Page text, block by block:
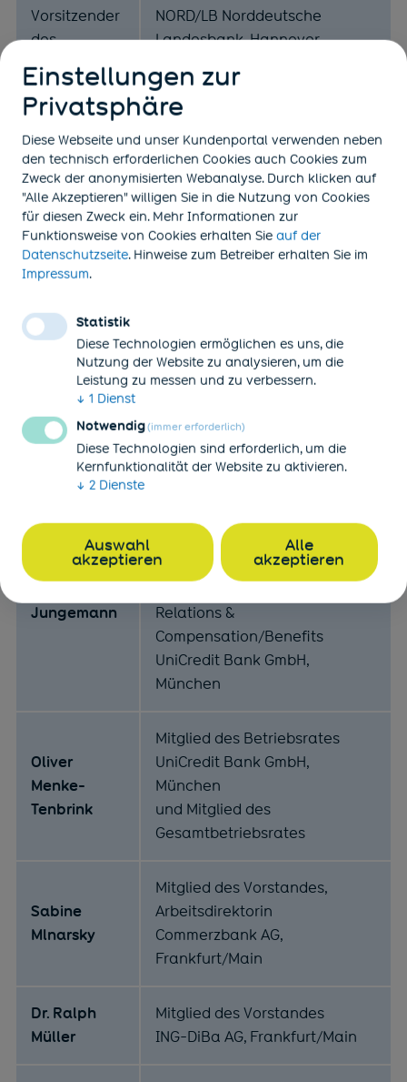
Vorsitzender
des
Aufsichtsrat
es
NORD/LB Norddeutsche
Landesbank, Hannover
Gunnar de
Buhr
Stellv.
Vorsitzender
des
Aufsichtsrat
es
Vorsitzender des Betriebsrates
Commerzbank AG, Hamburg
Marcus
Bourauel
Mitglied des Betriebsrates
Commerzbank AG,
Frankfurt/Main
Carola
Günther
Mitglied des Betriebsrates
Deutsche Bank AG, Berlin
Jungemann
Mitglied des Aufsichtsrates
UniCredit Direct Services
GmbH, München
Relations &
Compensation/Benefits
UniCredit Bank GmbH,
München
Oliver
Menke-
Tenbrink
Mitglied des Betriebsrates
UniCredit Bank GmbH,
München
und Mitglied des
Gesamtbetriebsrates
Sabine
Mlnarsky
Mitglied des Vorstandes,
Arbeitsdirektorin
Commerzbank AG,
Frankfurt/Main
Dr. Ralph
Müller
Mitglied des Vorstandes
ING-DiBa AG, Frankfurt/Main
Einstellungen zur
Privatsphäre
Diese Webseite und unser Kundenportal verwenden neben
den technisch erforderlichen Cookies auch Cookies zum
Zweck der anonymisierten Webanalyse. Durch klicken auf
"Alle Akzeptieren" willigen Sie in die Nutzung von Cookies
für diesen Zweck ein. Mehr Informationen zur
Funktionsweise von Cookies erhalten Sie auf der
Datenschutzseite(öffnet in neuem Tab)
. Hinweise zum Betreiber erhalten Sie im
Impressum(öffnet in neuem Tab)
.
Statistik
Diese Technologien ermöglichen es uns, die
Nutzung der Website zu analysieren, um die
Leistung zu messen und zu verbessern.
↓ 1 Dienst
Notwendig(immer erforderlich)
Diese Technologien sind erforderlich, um die
Kernfunktionalität der Website zu aktivieren.
↓ 2 Dienste
Auswahl
akzeptieren
Alle
akzeptieren